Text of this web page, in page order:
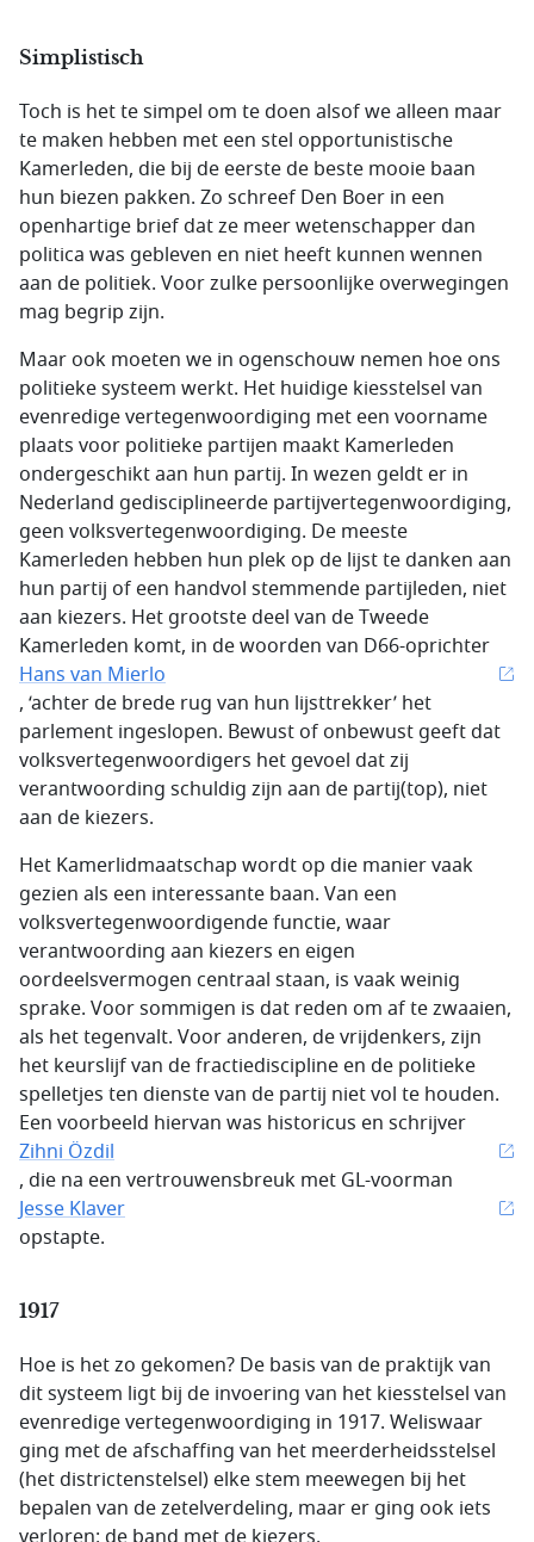
Simplistisch
Toch is het te simpel om te doen alsof we alleen maar
te maken hebben met een stel opportunistische
Kamerleden, die bij de eerste de beste mooie baan
hun biezen pakken. Zo schreef Den Boer in een
openhartige brief dat ze meer wetenschapper dan
politica was gebleven en niet heeft kunnen wennen
aan de politiek. Voor zulke persoonlijke overwegingen
mag begrip zijn.
Maar ook moeten we in ogenschouw nemen hoe ons
politieke systeem werkt. Het huidige kiesstelsel van
evenredige vertegenwoordiging met een voorname
plaats voor politieke partijen maakt Kamerleden
ondergeschikt aan hun partij. In wezen geldt er in
Nederland gedisciplineerde partijvertegenwoordiging,
geen volksvertegenwoordiging. De meeste
Kamerleden hebben hun plek op de lijst te danken aan
hun partij of een handvol stemmende partijleden, niet
aan kiezers. Het grootste deel van de Tweede
Kamerleden komt, in de woorden van D66-oprichter
Hans van Mierlo
, ‘achter de brede rug van hun lijsttrekker’ het
parlement ingeslopen. Bewust of onbewust geeft dat
volksvertegenwoordigers het gevoel dat zij
verantwoording schuldig zijn aan de partij(top), niet
aan de kiezers.
Het Kamerlidmaatschap wordt op die manier vaak
gezien als een interessante baan. Van een
volksvertegenwoordigende functie, waar
verantwoording aan kiezers en eigen
oordeelsvermogen centraal staan, is vaak weinig
sprake. Voor sommigen is dat reden om af te zwaaien,
als het tegenvalt. Voor anderen, de vrijdenkers, zijn
het keurslijf van de fractiediscipline en de politieke
spelletjes ten dienste van de partij niet vol te houden.
Een voorbeeld hiervan was historicus en schrijver
Zihni Özdil
, die na een vertrouwensbreuk met GL-voorman
Jesse Klaver
opstapte.
1917
Hoe is het zo gekomen? De basis van de praktijk van
dit systeem ligt bij de invoering van het kiesstelsel van
evenredige vertegenwoordiging in 1917. Weliswaar
ging met de afschaffing van het meerderheidsstelsel
(het districtenstelsel) elke stem meewegen bij het
bepalen van de zetelverdeling, maar er ging ook iets